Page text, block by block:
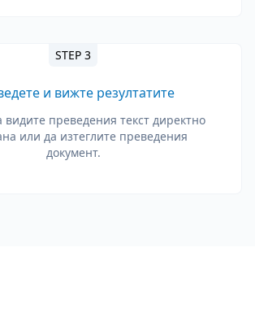
STEP 3
и вижте резултатите
преведения текст директно
или да изтеглите преведения
документ.